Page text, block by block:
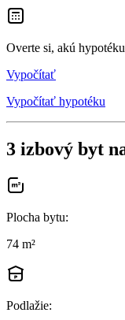
Overte si, akú
Vypočítať
Vypočítať hypotéku
3 izbový byt
Plocha bytu:
74 m²
Podlažie: